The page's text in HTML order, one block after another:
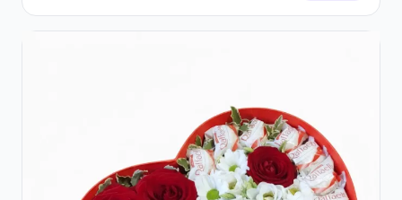
Galben Pal